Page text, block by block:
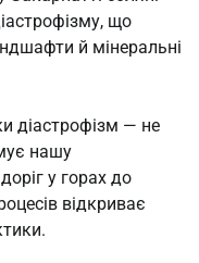
що
й мінеральні
діастрофізм — не
нашу
у горах до
відкриває